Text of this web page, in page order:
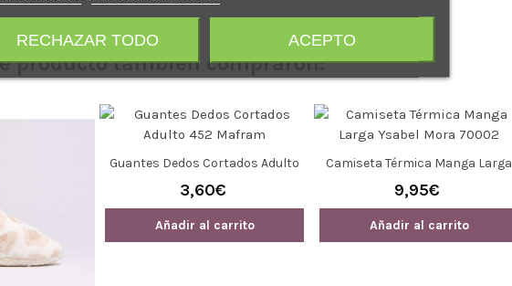
producto también compraron:
Calcetín Invisible Running Ysabel
Mora 22657
3,90€
Añadir al carrito
RECHAZAR TODO ACEPTO